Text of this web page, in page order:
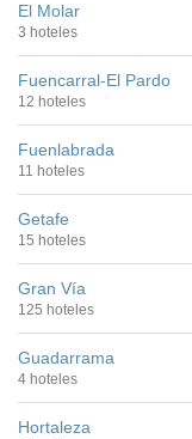
El Molar
3 hoteles
Fuencarral-El Pardo
12 hoteles
Fuenlabrada
11 hoteles
Getafe
15 hoteles
Gran Vía
125 hoteles
Guadarrama
4 hoteles
Hortaleza